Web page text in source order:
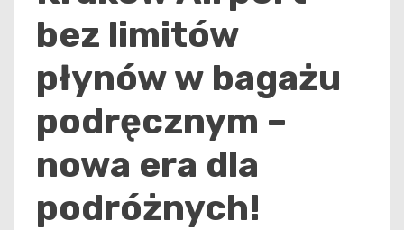
bez limitów
płynów w bagażu
podręcznym –
nowa era dla
podróżnych!